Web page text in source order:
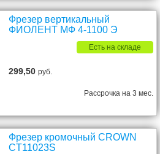
Фрезер вертикальный
ФИОЛЕНТ МФ 4-1100 Э
Есть на складе
299,50руб.
Рассрочка на 3 мес.
Фрезер кромочный CROWN
CT11023S